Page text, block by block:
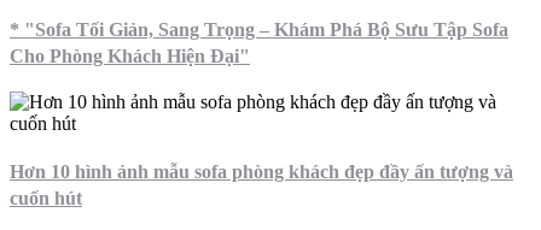
* "Sofa Tối Giản, Sang Trọng – Khám Phá Bộ Sưu Tập Sofa
Cho Phòng Khách Hiện Đại"
Hơn 10 hình ảnh mẫu sofa phòng khách đẹp đầy ấn tượng và
cuốn hút